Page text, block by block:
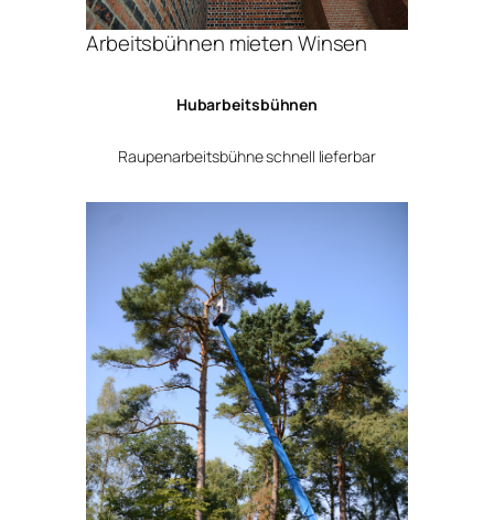
Arbeitsbühnen mieten Winsen
Hubarbeitsbühnen
Raupenarbeitsbühne schnell lieferbar